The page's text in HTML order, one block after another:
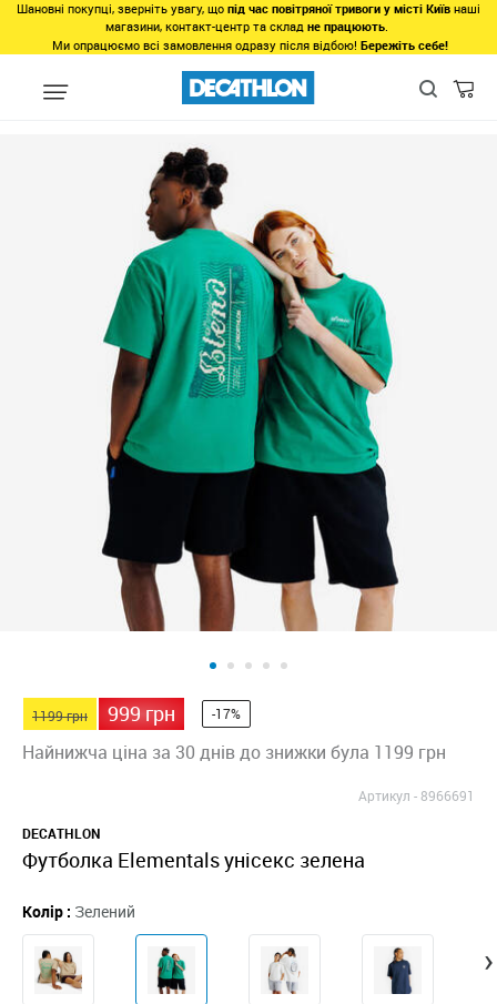
Шановні покупці, зверніть увагу, що під час повітряної тривоги у місті Київ наші
магазини, контакт-центр та склад не працюють.
Ми опрацюємо всі замовлення одразу після відбою! Бережіть себе!
Регіон Жінкам у Львові Одяг у Львові Верх у Львові
1199 грн 999 грн -17%
Найнижча ціна за 30 днів до знижки була 1199 грн
Артикул -8966691
DECATHLON
Футболка Elementals унісекс зелена
Колір : Зелений
›